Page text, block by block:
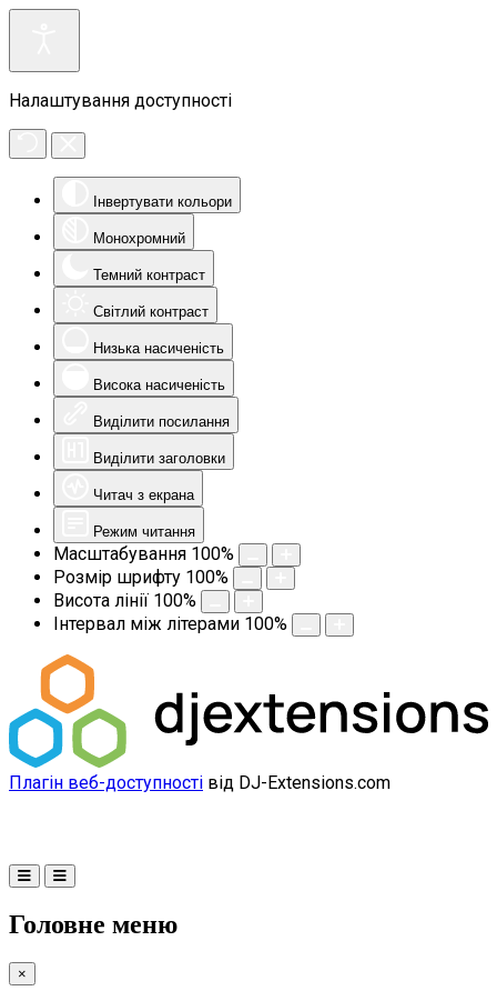
Налаштування доступності
Інвертувати кольори
Монохромний
Темний контраст
Світлий контраст
Низька насиченість
Висока насиченість
Виділити посилання
Виділити заголовки
Читач з екрана
Режим читання
Масштабування 100%
Розмір шрифту 100%
Висота лінії 100%
Інтервал між літерами 100%
Плагін веб-доступності від DJ-Extensions.com
Головне меню
×